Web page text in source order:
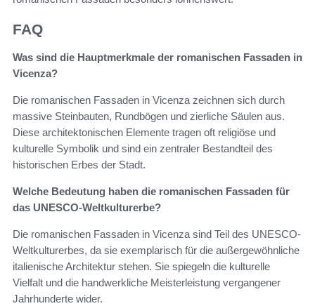
FAQ
Was sind die Hauptmerkmale der romanischen Fassaden in
Vicenza?
Die romanischen Fassaden in Vicenza zeichnen sich durch
massive Steinbauten, Rundbögen und zierliche Säulen aus.
Diese architektonischen Elemente tragen oft religiöse und
kulturelle Symbolik und sind ein zentraler Bestandteil des
historischen Erbes der Stadt.
Welche Bedeutung haben die romanischen Fassaden für
das UNESCO-Weltkulturerbe?
Die romanischen Fassaden in Vicenza sind Teil des UNESCO-
Weltkulturerbes, da sie exemplarisch für die außergewöhnliche
italienische Architektur stehen. Sie spiegeln die kulturelle
Vielfalt und die handwerkliche Meisterleistung vergangener
Jahrhunderte wider.